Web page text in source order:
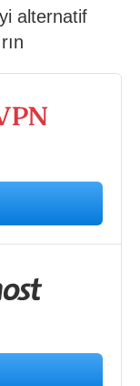
alternatif